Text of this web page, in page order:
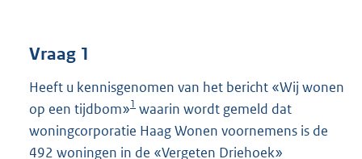
K
b
Vraag 1
Heeft u kennisgenomen van het bericht «Wij wonen
op een tijdbom»1 waarin wordt gemeld dat
woningcorporatie Haag Wonen voornemens is de
492 woningen in de «Vergeten Driehoek»